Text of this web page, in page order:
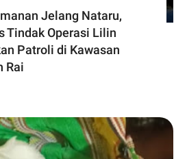
Jelang Nataru,
Tindak Operasi Lilin
Patroli di Kawasan
Rai